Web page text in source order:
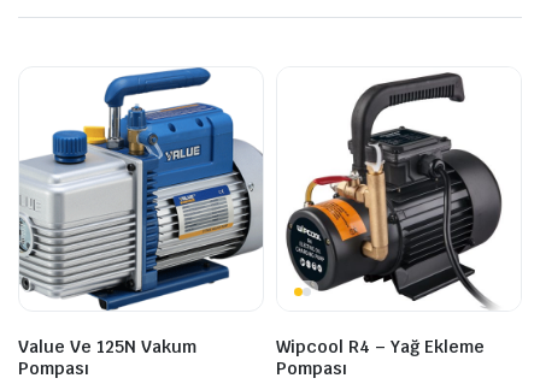
Value Ve 125N Vakum
Pompası
Wipcool R4 – Yağ Ekleme
Pompası